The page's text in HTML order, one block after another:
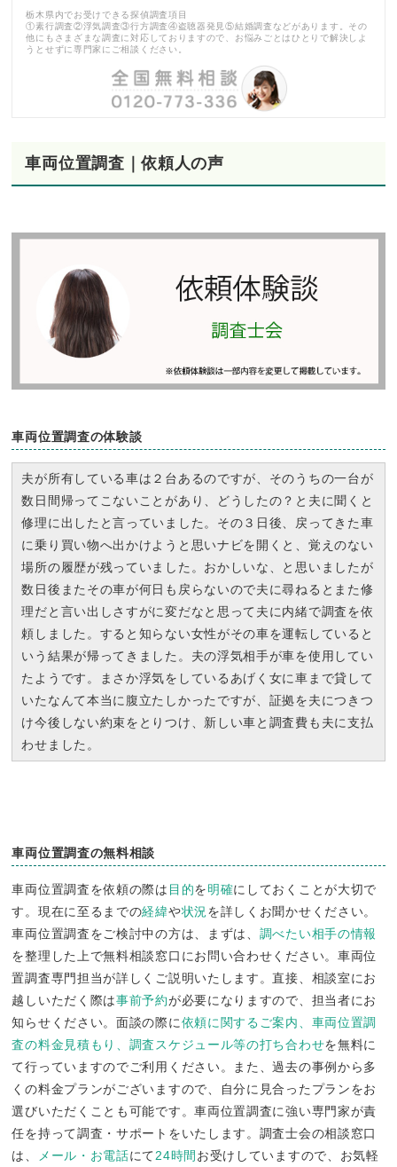
栃木県内でお受けできる探偵調査項目
①素行調査②浮気調査③行方調査④盗聴器発見⑤結婚調査などがあります。その
他にもさまざまな調査に対応しておりますので、お悩みごとはひとりで解決しよ
うとせずに専門家にご相談ください。
車両位置調査｜依頼人の声
車両位置調査の体験談
夫が所有している車は２台あるのですが、そのうちの一台が
数日間帰ってこないことがあり、どうしたの？と夫に聞くと
修理に出したと言っていました。その３日後、戻ってきた車
に乗り買い物へ出かけようと思いナビを開くと、覚えのない
場所の履歴が残っていました。おかしいな、と思いましたが
数日後またその車が何日も戻らないので夫に尋ねるとまた修
理だと言い出しさすがに変だなと思って夫に内緒で調査を依
頼しました。すると知らない女性がその車を運転していると
いう結果が帰ってきました。夫の浮気相手が車を使用してい
たようです。まさか浮気をしているあげく女に車まで貸して
いたなんて本当に腹立たしかったですが、証拠を夫につきつ
け今後しない約束をとりつけ、新しい車と調査費も夫に支払
わせました。
車両位置調査の無料相談
車両位置調査を依頼の際は 目的を明確にしておくことが大切で
す。現在に至るまでの経緯や状況 を詳しくお聞かせください。
車両位置調査をご検討中の方は、まずは、 調べたい相手の情報
を整理した上で無料相談窓口にお問い合わせください。車両位
置調査専門担当が詳しくご説明いたします。直接、相談室にお
越しいただく際は事前予約が必要になりますので、担当者にお
知らせください。面談の際に依頼に関するご案内、車両位置調
査の料金見積もり、調査スケジュール等の打ち合わせを無料に
て行っていますのでご利用ください。また、過去の事例から多
くの料金プランがございますので、自分に見合ったプランをお
選びいただくことも可能です。車両位置調査に強い専門家が責
任を持って調査・サポートをいたします。調査士会の相談窓口
は、
メール・お電話にて24時間 お受けしていますので、お気軽